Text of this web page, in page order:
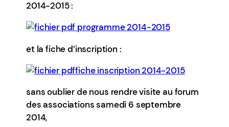
2014-2015 :
programme 2014-2015
et la fiche d’inscription :
fiche inscription 2014-2015
sans oublier de nous rendre visite au forum
des associations samedi 6 septembre
2014,